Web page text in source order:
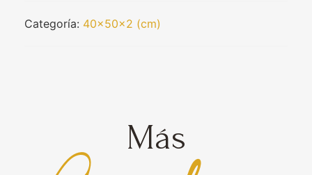
Categoría: 40x50x2 (cm)
Más